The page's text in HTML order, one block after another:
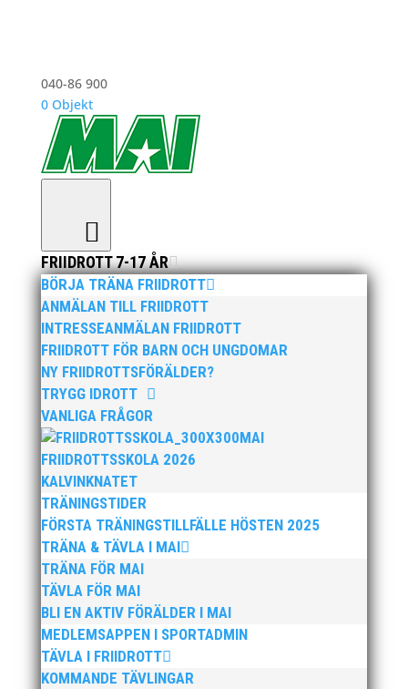
040-86 900
0 Objekt
FRIIDROTT 7-17 ÅR
BÖRJA TRÄNA FRIIDROTT
ANMÄLAN TILL FRIIDROTT
INTRESSEANMÄLAN FRIIDROTT
FRIIDROTT FÖR BARN OCH UNGDOMAR
NY FRIIDROTTSFÖRÄLDER?
TRYGG IDROTT
VANLIGA FRÅGOR
MAI
FRIIDROTTSSKOLA 2026
KALVINKNATET
TRÄNINGSTIDER
FÖRSTA TRÄNINGSTILLFÄLLE HÖSTEN 2025
TRÄNA & TÄVLA I MAI
TRÄNA FÖR MAI
TÄVLA FÖR MAI
BLI EN AKTIV FÖRÄLDER I MAI
MEDLEMSAPPEN I SPORTADMIN
TÄVLA I FRIIDROTT
KOMMANDE TÄVLINGAR